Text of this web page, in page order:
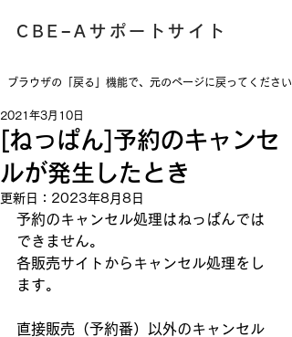
​CBE−Aサポートサイト
​ブラウザの「戻る」機能で、元のページに戻ってください
[ねっぱん]予約のキャンセ
ルが発生したとき
2021年3月10日
更新日： 2023年8月8日
予約のキャンセル処理はねっぱんでは
できません。
各販売サイトからキャンセル処理をし
ます。
直接販売（予約番）以外のキャンセル